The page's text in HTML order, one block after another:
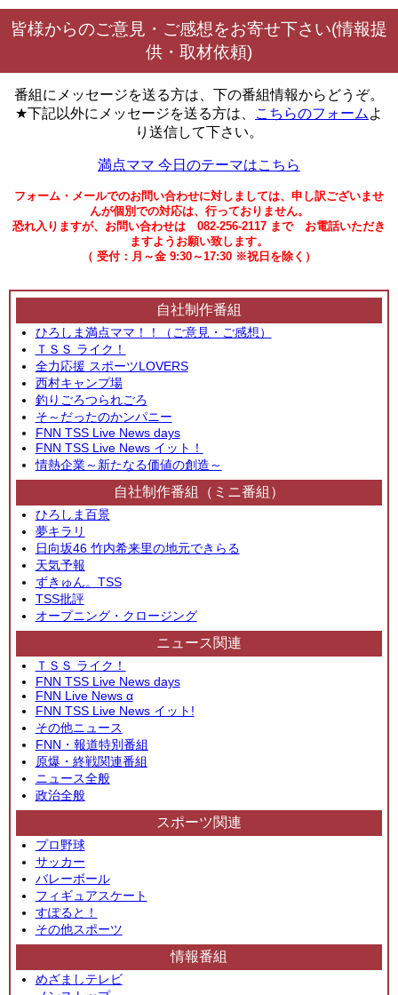
皆様からのご意見・ご感想をお寄せ下さい(情報提
供・取材依頼)
番組にメッセージを送る方は、下の番組情報からどうぞ。
★下記以外にメッセージを送る方は、
こちらのフォーム よ
り送信して下さい。
満点ママ 今日のテーマはこちら
フォーム・メールでのお問い合わせに対しましては、申し訳ございませ
んが個別での対応は、行っておりません。
恐れ入りますが、お問い合わせは 082-256-2117 まで お電話いただき
ますようお願い致します。
（ 受付：月～金 9:30～17:30 ※祝日を除く）
自社制作番組
ひろしま満点ママ！！（ご意見・ご感想）
ＴＳＳ ライク！
全力応援 スポーツLOVERS
西村キャンプ場
釣りごろつられごろ
そ～だったのかンパニー
FNN TSS Live News days
FNN TSS Live News イット！
情熱企業～新たなる価値の創造～
自社制作番組（ミニ番組）
ひろしま百景
夢キラリ
日向坂46 竹内希来里の地元できらる
天気予報
ずきゅん。TSS
TSS批評
オープニング・クロージング
ニュース関連
ＴＳＳ ライク！
FNN TSS Live News days
FNN Live News α
FNN TSS Live News イット!
その他ニュース
FNN・報道特別番組
原爆・終戦関連番組
ニュース全般
政治全般
スポーツ関連
プロ野球
サッカー
バレーボール
フィギュアスケート
すぽると！
その他スポーツ
情報番組
めざましテレビ